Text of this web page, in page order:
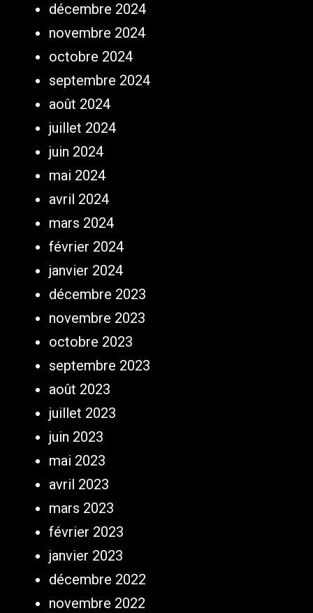
décembre 2024
novembre 2024
octobre 2024
septembre 2024
août 2024
juillet 2024
juin 2024
mai 2024
avril 2024
mars 2024
février 2024
janvier 2024
décembre 2023
novembre 2023
octobre 2023
septembre 2023
août 2023
juillet 2023
juin 2023
mai 2023
avril 2023
mars 2023
février 2023
janvier 2023
décembre 2022
novembre 2022